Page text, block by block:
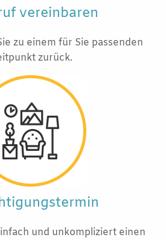
vereinbaren
zu einem für Sie passenden
zurück.
und unkompliziert einen